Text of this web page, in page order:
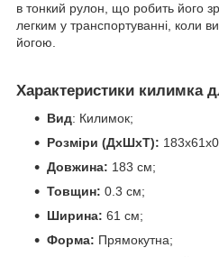
в тонкий рулон, що робить його
легким у транспортуванні, коли
йогою.
Характеристики килимка
Вид: Килимок;
Розміри (ДхШхТ):
Довжина: 183 см;
Товщин: 0.3 см;
Ширина: 61 см;
Форма: Прямокутна;